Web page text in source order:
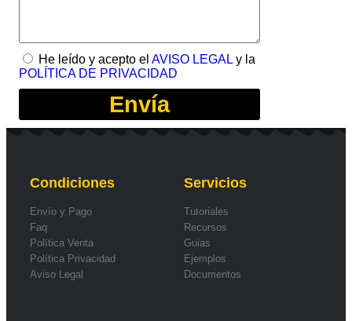
He leído y acepto el AVISO LEGAL y la
POLÍTICA DE PRIVACIDAD
Envía
Condiciones
Envío y Pago
Faq
Política Venta
Política Privacidad
Aviso Legal
Servicios
Tutoriales
Recursos
Guias
Ejemplos
Documentos